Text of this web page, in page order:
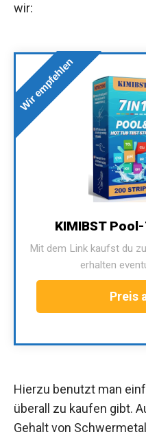
wir:
Wir empfehlen
KIMIBST
Mit dem Link kaufst du
erhalten
Preis
Hierzu benutzt man
überall zu kaufen gibt.
Gehalt von